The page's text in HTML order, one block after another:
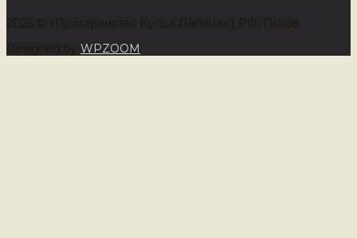
2026 © «Пространство Купца Лапина» | РФ, Псков
Designed by WPZOOM